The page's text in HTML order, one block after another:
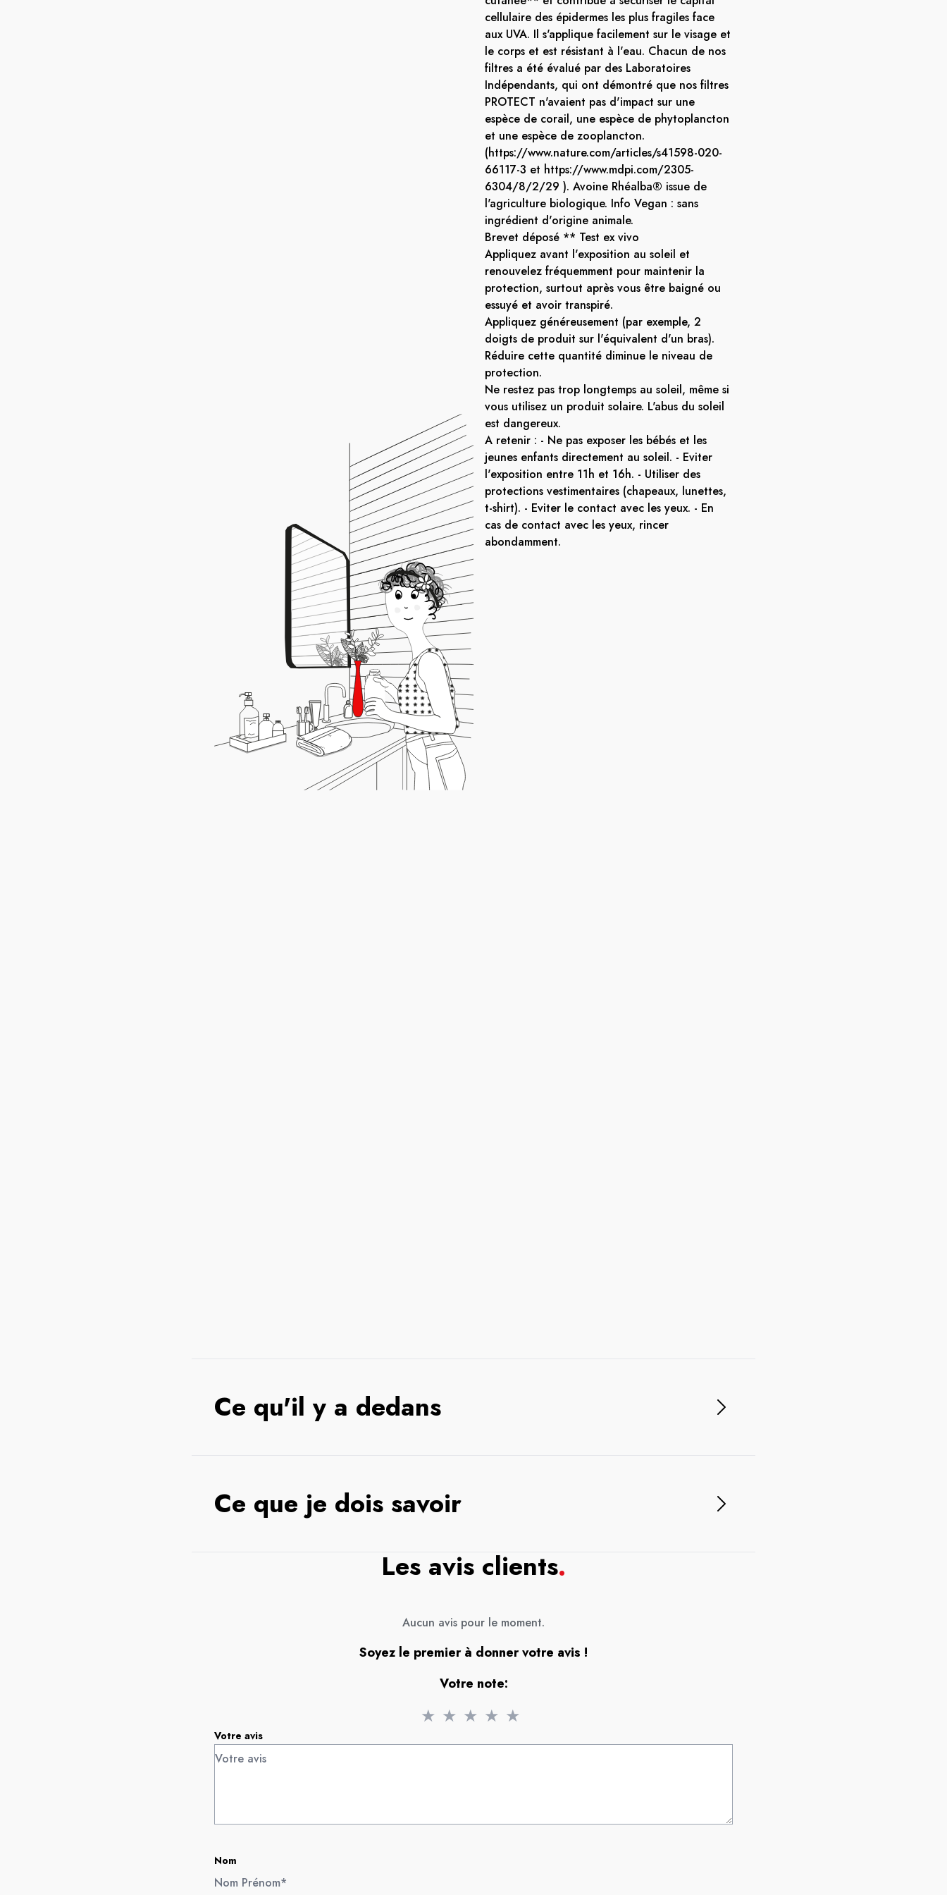
cellulaire des épidermes les plus fragiles face
aux UVA. Il s'applique facilement sur le visage et
le corps et est résistant à l'eau. Chacun de nos
filtres a été évalué par des Laboratoires
Indépendants, qui ont démontré que nos filtres
PROTECT n'avaient pas d'impact sur une
espèce de corail, une espèce de phytoplancton
et une espèce de zooplancton.
(https://www.nature.com/articles/s41598-020-
66117-3 et https://www.mdpi.com/2305-
6304/8/2/29 ). Avoine Rhéalba® issue de
l'agriculture biologique. Info Vegan : sans
ingrédient d'origine animale.
Brevet déposé ** Test ex vivo
Appliquez avant l'exposition au soleil et
renouvelez fréquemment pour maintenir la
protection, surtout après vous être baigné ou
essuyé et avoir transpiré.
Appliquez généreusement (par exemple, 2
doigts de produit sur l'équivalent d'un bras).
Réduire cette quantité diminue le niveau de
protection.
Ne restez pas trop longtemps au soleil, même si
vous utilisez un produit solaire. L'abus du soleil
est dangereux.
A retenir : - Ne pas exposer les bébés et les
jeunes enfants directement au soleil. - Eviter
l'exposition entre 11h et 16h. - Utiliser des
protections vestimentaires (chapeaux, lunettes,
t-shirt). - Eviter le contact avec les yeux. - En
cas de contact avec les yeux, rincer
abondamment.
Ce qu'il y a dedans
Ce que je dois savoir
Les avis clients.
Aucun avis pour le moment.
Soyez le premier à donner votre avis !
Votre note:
★ ★ ★ ★ ★
Votre avis
Nom